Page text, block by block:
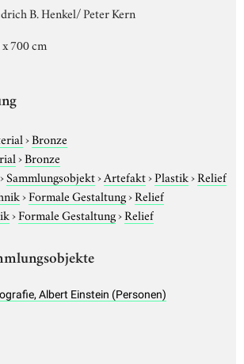
B. Henkel/ Peter Kern
700 cm
›Bronze
›Bronze
›Sammlungsobjekt›Artefakt›Plastik›Relief
›Formale Gestaltung›Relief
›Formale Gestaltung›Relief
Albert Einstein (Personen)